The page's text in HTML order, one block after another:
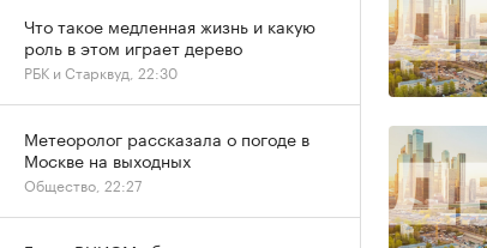
Что такое медленная жизнь и какую
роль в этом играет дерево
РБК и Старквуд, 22:30
Метеоролог рассказала о погоде в
Москве на выходных
Общество, 22:27